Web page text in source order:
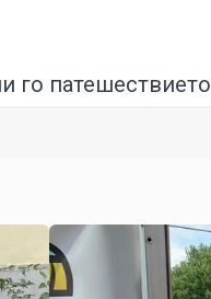
го патешествието